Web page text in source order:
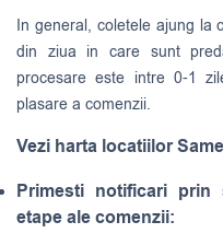
In general, coletele ajung la
din ziua in care sunt
procesare este intre 0-1
plasare a comenzii.
Vezi harta locatiilor
Primesti notificari
etape ale comenzii: